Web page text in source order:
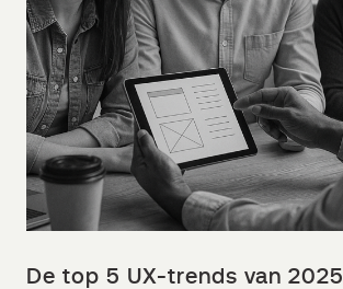
De top 5 UX-trends van 2025